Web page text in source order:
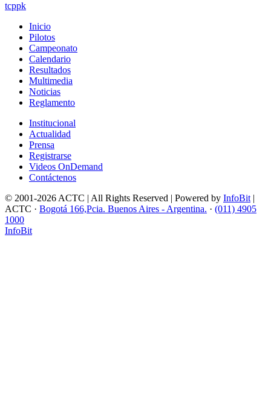
tcppk
Inicio
Pilotos
Campeonato
Calendario
Resultados
Multimedia
Noticias
Reglamento
Institucional
Actualidad
Prensa
Registrarse
Videos OnDemand
Contáctenos
© 2001-2026 ACTC | All Rights Reserved | Powered by InfoBit |
ACTC · Bogotá 166,Pcia. Buenos Aires - Argentina. · (011) 4905
1000
InfoBit